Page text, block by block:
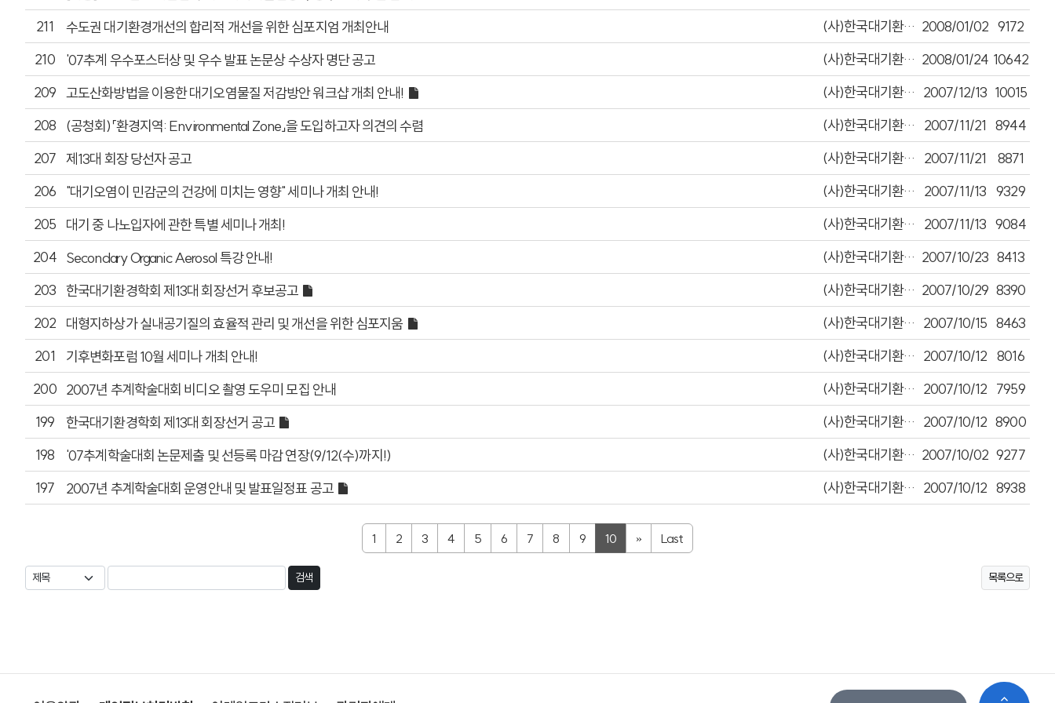
211
수도권 대기환경개선의 합리적 개선을 위한 심포지엄 개최안내 (사)한국대기환경학회 2008/01/02 9172
210
'07추계 우수포스터상 및 우수 발표 논문상 수상자 명단 공고 (사)한국대기환경학회 2008/01/24 10642
209 고도산화방법을 이용한 대기오염물질 저감방안 워크샵 개최 안내! (사)한국대기환경학회 2007/12/13 10015
208
(공청회)「환경지역: Environmental Zone」을 도입하고자 의견의 수렴 (사)한국대기환경학회 2007/11/21 8944
207 제13대 회장 당선자 공고 (사)한국대기환경학회 2007/11/21
8871
206
"대기오염이 민감군의 건강에 미치는 영향" 세미나 개최 안내! (사)한국대기환경학회 2007/11/13 9329
205
대기 중 나노입자에 관한 특별 세미나 개최! (사)한국대기환경학회 2007/11/13 9084
204 Secondary Organic Aerosol 특강 안내! (사)한국대기환경학회 2007/10/23 8413
203 한국대기환경학회 제13대 회장선거 후보공고 (사)한국대기환경학회 2007/10/29 8390
202
대형지하상가 실내공기질의 효율적 관리 및 개선을 위한 심포지움 (사)한국대기환경학회 2007/10/15 8463
201
기후변화포럼 10월 세미나 개최 안내! (사)한국대기환경학회 2007/10/12 8016
200 2007년 추계학술대회 비디오 촬영 도우미 모집 안내 (사)한국대기환경학회 2007/10/12 7959
199
한국대기환경학회 제13대 회장선거 공고 (사)한국대기환경학회 2007/10/12 8900
198
'07추계학술대회 논문제출 및 선등록 마감 연장(9/12(수)까지!) (사)한국대기환경학회 2007/10/02 9277
197
2007년 추계학술대회 운영안내 및 발표일정표 공고 (사)한국대기환경학회 2007/10/12 8938
1 2 3 4 5 6 7 8 9 10 » Last
검색 목록으로